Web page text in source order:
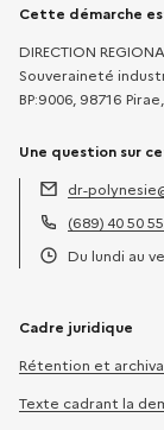
Cette démarche
DIRECTION
Souveraineté
BP:9006, 98716
Une question sur
Adresse
dr-
Téléphone :
(689) 40 50
Du lundi au
Cadre juridique
Rétention et
Texte cadrant la